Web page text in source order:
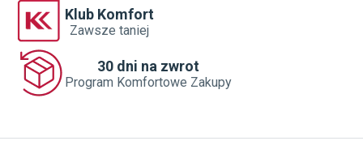
Klub Komfort
Zawsze taniej
30 dni na zwrot
Program Komfortowe Zakupy